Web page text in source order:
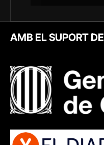
AMB EL SUPORT DE